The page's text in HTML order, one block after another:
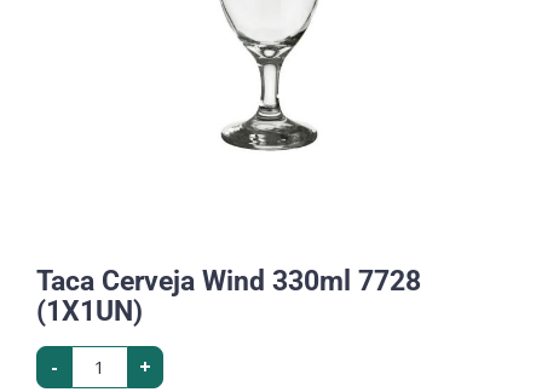
Taca Cerveja Wind 330ml 7728
(1X1UN)
- +